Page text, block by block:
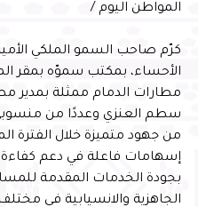
المواطن اليوم /
كرّم صاحب السمو الملكي
الأحساء، بمكتب سموّه بمقر
مطارات الدمام ممثلة بمدير
سطم العنزي وعددًا من منسوبي
من جهود متميزة خلال الفترة
إسهامات فاعلة في دعم كفاءة
بجودة الخدمات المقدمة
الجاهزية والانسيابية في